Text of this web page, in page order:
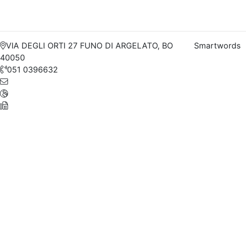
VIA DEGLI ORTI 27 FUNO DI ARGELATO, BO
40050
051 0396632
Smartwords